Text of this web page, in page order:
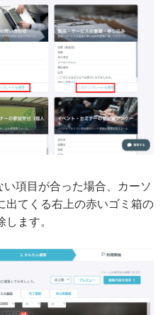
項目が合った場合、カーソ
出てくる右上の赤いゴミ箱の
ます。